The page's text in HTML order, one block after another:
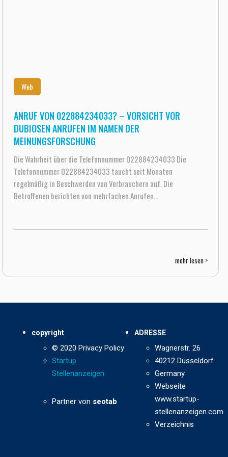
Web
ANRUF VON 022884234033? – VORSICHT VOR
DUBIOSEN ANRUFEN IM NAMEN DER
MEINUNGSFORSCHUNG
Die Wahrheit über die Telefonnummer 022884234033 Die
Telefonnummer 022884234033 taucht seit Monaten
regelmäßig in Beschwerden von Verbrauchern auf. Die
Betroffenen berichten von mehrfachen Anrufen...
mehr lesen >
copyright
© 2020 Privacy Policy
Startup
Stellenanzeigen
Partner von seotab
ADRESSE
Wagnerstr. 26
40212 Düsseldorf
Germany
Webseite
www.startup-
stellenanzeigen.com
Verzeichnis